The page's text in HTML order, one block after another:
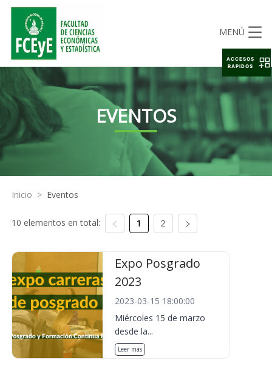
MENÚ
EVENTOS
Inicio > Eventos
10 elementos en total: 1 2
Expo Posgrado
2023
2023-03-15 18:00:00
Miércoles 15 de marzo
desde la...
Leer más
ACCESOS
RAPIDOS